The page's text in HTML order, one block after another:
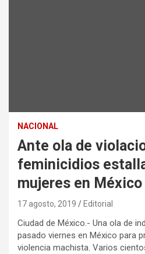
NACIONAL
Ante ola de
feminicidios
mujeres en México
17 agosto, 2019 Editorial
Ciudad de México.- Una ola de
pasado viernes en México para
violencia machista. Varios